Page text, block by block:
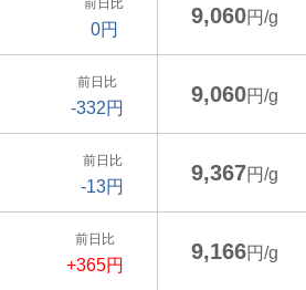
0円
9,060円/g
前日比
-332円
9,060円/g
前日比
-13円
9,367円/g
前日比
+365円
9,166円/g